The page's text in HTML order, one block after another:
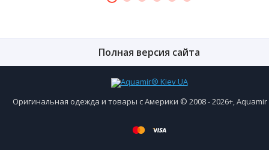
Полная версия сайта
Оригинальная одежда и товары с Америки © 2008 - 2026+,